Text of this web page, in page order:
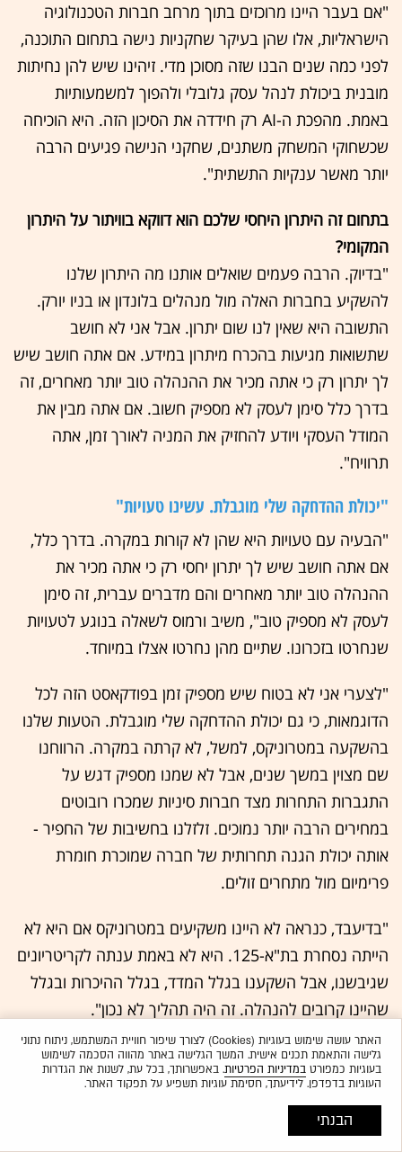
"אם בעבר היינו מרוכזים בתוך מרחב חברות הטכנולוגיה
הישראליות, אלו שהן בעיקר שחקניות נישה בתחום התוכנה,
לפני כמה שנים הבנו שזה מסוכן מדי. זיהינו שיש להן נחיתות
מובנית ביכולת לנהל עסק גלובלי ולהפוך למשמעותיות
באמת. מהפכת ה-AI רק חידדה את הסיכון הזה. היא הוכיחה
שכשחוקי המשחק משתנים, שחקני הנישה פגיעים הרבה
יותר מאשר ענקיות התשתית".
בתחום זה היתרון היחסי שלכם הוא דווקא בוויתור על היתרון
המקומי?
"בדיוק. הרבה פעמים שואלים אותנו מה היתרון שלנו
להשקיע בחברות האלה מול מנהלים בלונדון או בניו יורק.
התשובה היא שאין לנו שום יתרון. אבל אני לא חושב
שתשואות מגיעות בהכרח מיתרון במידע. אם אתה חושב שיש
לך יתרון רק כי אתה מכיר את ההנהלה טוב יותר מאחרים, זה
בדרך כלל סימן לעסק לא מספיק חשוב. אם אתה מבין את
המודל העסקי ויודע להחזיק את המניה לאורך זמן, אתה
תרוויח".
"יכולת ההדחקה שלי מוגבלת. עשינו טעויות"
"הבעיה עם טעויות היא שהן לא קורות במקרה. בדרך כלל,
אם אתה חושב שיש לך יתרון יחסי רק כי אתה מכיר את
ההנהלה טוב יותר מאחרים והם מדברים עברית, זה סימן
לעסק לא מספיק טוב", משיב ורמוס לשאלה בנוגע לטעויות
שנחרטו בזכרונו. שתיים מהן נחרטו אצלו במיוחד.
"לצערי אני לא בטוח שיש מספיק זמן בפודקאסט הזה לכל
הדוגמאות, כי גם יכולת ההדחקה שלי מוגבלת. הטעות שלנו
בהשקעה במטרוניקס, למשל, לא קרתה במקרה. הרווחנו
שם מצוין במשך שנים, אבל לא שמנו מספיק דגש על
התגברות התחרות מצד חברות סיניות שמכרו רובוטים
במחירים הרבה יותר נמוכים. זלזלנו בחשיבות של החפיר -
אותה יכולת הגנה תחרותית של חברה שמוכרת חומרת
פרימיום מול מתחרים זולים.
"בדיעבד, כנראה לא היינו משקיעים במטרוניקס אם היא לא
הייתה נסחרת בת"א-125. היא לא באמת ענתה לקריטריונים
שגיבשנו, אבל השקענו בגלל המדד, בגלל ההיכרות ובגלל
שהיינו קרובים להנהלה. זה היה תהליך לא נכון".
והדוגמה השנייה?
"חברת ההימורים 888. שוב זו הייתה האוריינטציה
הישראלית. ההנהלה יושבת בהרצליה, מדברים עברית,
הרווחנו שם בעבר, ואתה טועה לחשוב שיש לך יתרון יחסי.
האתר עושה שימוש בעוגיות (Cookies) לצורך שיפור חוויית המשתמש, ניתוח נתוני
גלישה והתאמת תכנים אישית. המשך הגלישה באתר מהווה הסכמה לשימוש
בעוגיות כמפורטבמדיניות הפרטיות. באפשרותך, בכל עת, לשנות את הגדרות
העוגיות בדפדפן. לידיעתך, חסימת עוגיות תשפיע על תפקוד האתר.
הבנתי